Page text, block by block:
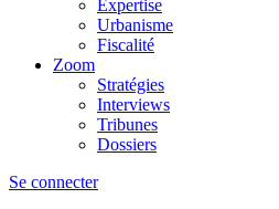
Expertise
Urbanisme
Fiscalité
Zoom
Stratégies
Interviews
Tribunes
Dossiers
Se connecter